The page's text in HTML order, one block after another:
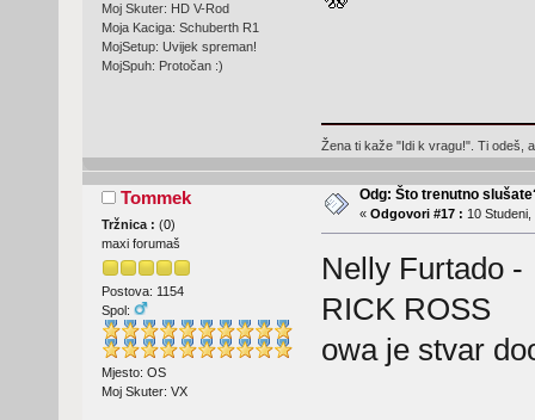
Moj Skuter: HD V-Rod
Moja Kaciga: Schuberth R1
MojSetup: Uvijek spreman!
MojSpuh: Protočan :)
Žena ti kaže "Idi k vragu!". Ti odeš,
Tommek
Tržnica : (0)
maxi forumaš
Postova: 1154
Spol:
Mjesto: OS
Moj Skuter: VX
Odg: Što trenutno
« Odgovori #17 : 10
Nelly Furtado
RICK ROSS
owa je stvar